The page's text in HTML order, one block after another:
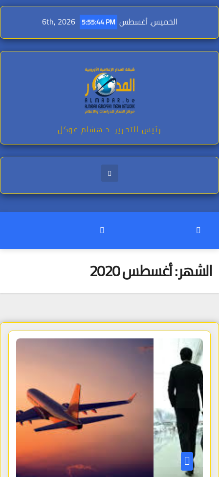
Skip
content
الخميس. أغسطس 6th, 2026 5:55:46 PM
رئيس التحرير .د هشام عوكل
الشهر:أغسطس 2020